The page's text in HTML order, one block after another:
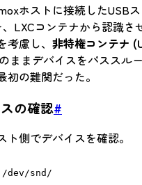
ホストに接続したUSB
、LXCコンテナから認識
慮し、 非特権コンテナ
のままデバイスをパススル
初の難関だった。
の確認#
ト側でデバイスを確認。
/dev/snd/